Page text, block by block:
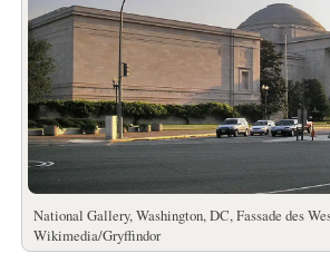
National Gallery, Washington, DC, Fassade des
Wikimedia/Gryffindor